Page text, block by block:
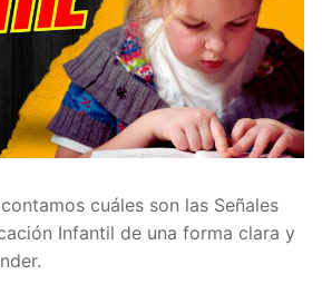
cuáles son las Señales
Infantil de una forma clara y